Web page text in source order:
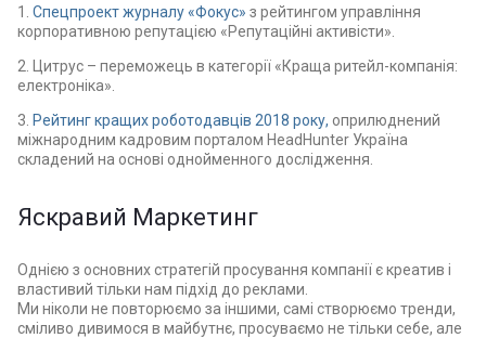
1. Спецпроект журналу «Фокус» з рейтингом управління
корпоративною репутацією «Репутаційні активісти».
2. Цитрус – переможець в категорії «Краща ритейл-компанія:
електроніка».
3. Рейтинг кращих роботодавців 2018 року, оприлюднений
міжнародним кадровим порталом HeadHunter Україна
складений на основі однойменного дослідження.
Яскравий Маркетинг
Однією з основних стратегій просування компанії є креатив і
властивий тільки нам підхід до реклами.
Ми ніколи не повторюємо за іншими, самі створюємо тренди,
сміливо дивимося в майбутнє, просуваємо не тільки себе, але